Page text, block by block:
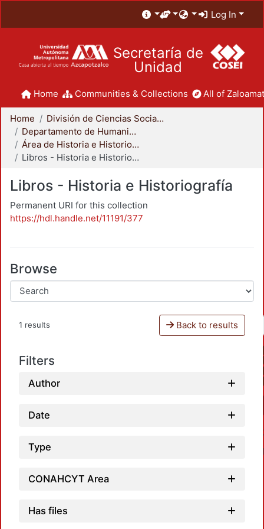
Log In
Secretaría de
Unidad
Home Communities & Collections All of
Home
División de Ciencias Sociales y Humanidades
Departamento de Humanidades
Área de Historia e Historiografía
Libros - Historia e Historiografía
Libros - Historia e Historiografía
Permanent URI for this collection
https://hdl.handle.net/11191/377
Browse
1 results Back to results
Filters
Author
Date
Type
CONAHCYT Area
Has files